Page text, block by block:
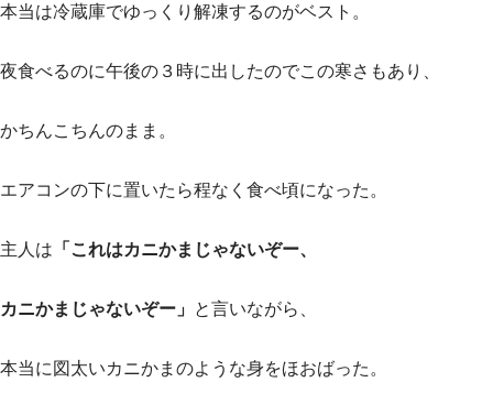
本当は冷蔵庫でゆっくり解凍するのがベスト。
夜食べるのに午後の３時に出したのでこの寒さもあり、
かちんこちんのまま。
エアコンの下に置いたら程なく食べ頃になった。
主人は 「これはカニかまじゃないぞー、
カニかまじゃないぞー」 と言いながら、
本当に図太いカニかまのような身をほおばった。